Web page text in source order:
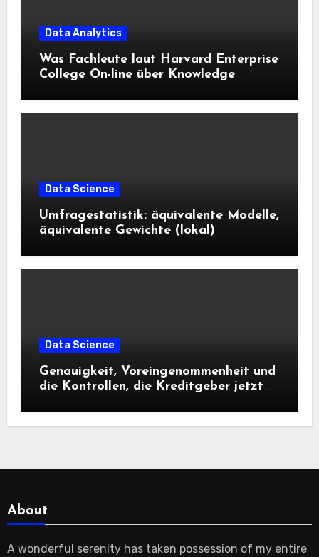
Data Analytics
Was Fachleute laut Harvard Enterprise
College On-line über Knowledge
Data Science
Umfragestatistik: äquivalente Modelle,
äquivalente Gewichte (lokal)
Data Science
Genauigkeit, Voreingenommenheit und
die Kontrollen, die Kreditgeber jetzt
About
A wonderful serenity has taken possession of my entire